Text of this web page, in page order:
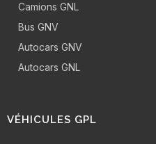
Camions GNL
Bus GNV
Autocars GNV
Autocars GNL
VÉHICULES GPL